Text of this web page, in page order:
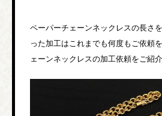
ペーパーチェーンネックレスの長さ
った加工はこれまでも何度もご依頼
ェーンネックレスの加工依頼をご紹介